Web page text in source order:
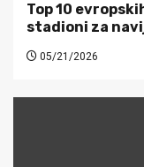
Top 10
stadioni za
05/21/2026